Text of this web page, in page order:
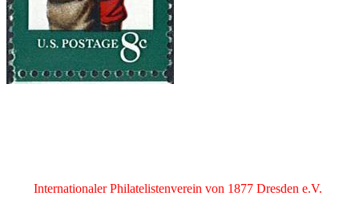
Internationaler Philatelistenverein von 1877 Dresden e.V.